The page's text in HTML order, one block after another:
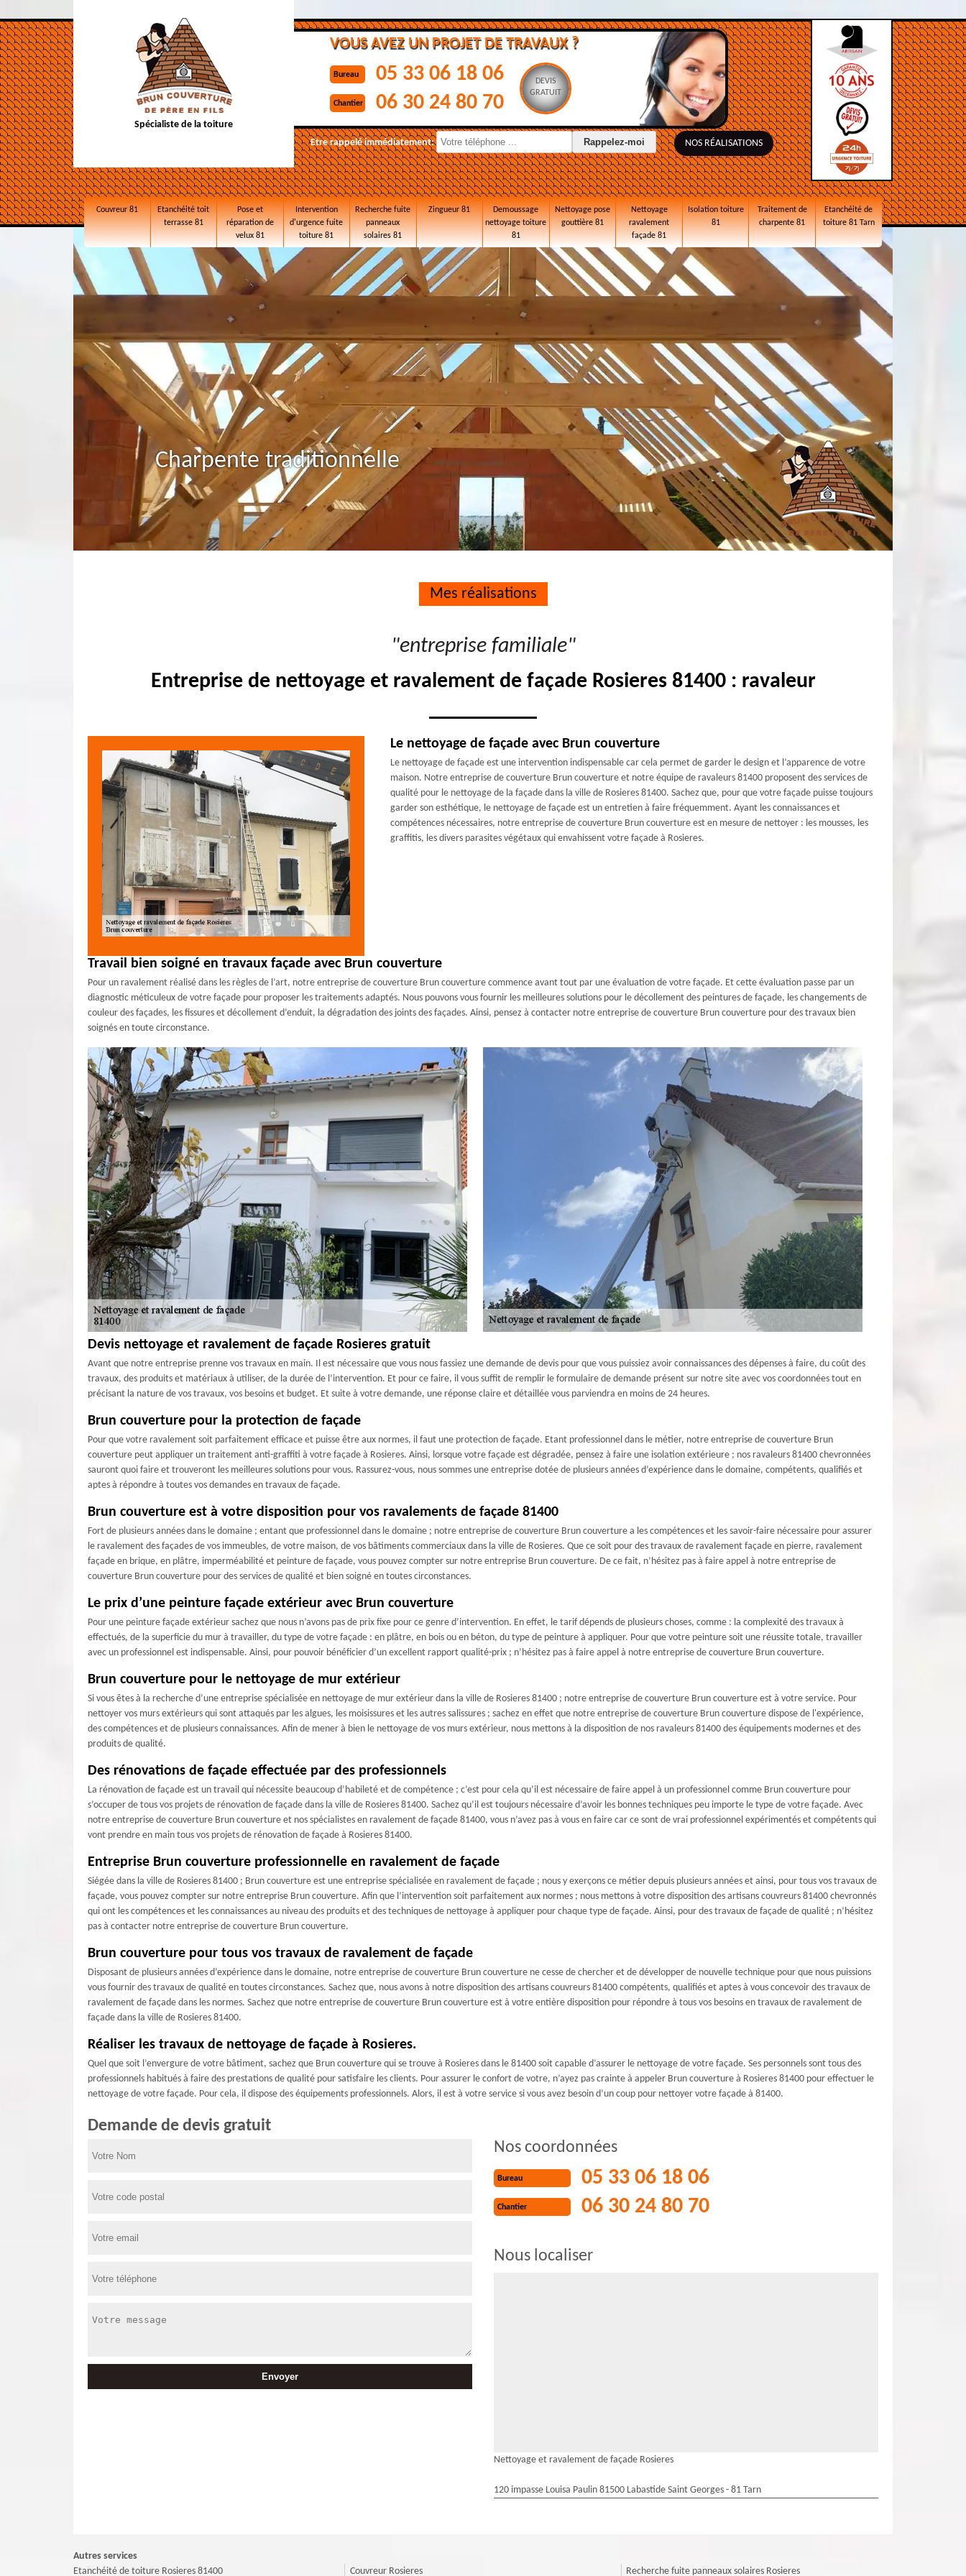
Spécialiste de la toiture
VOUS AVEZ UN PROJET DE TRAVAUX ?
Bureau 05 33 06 18 06
Chantier 06 30 24 80 70
DEVIS
GRATUIT
Etre rappelé immédiatement: NOS RÉALISATIONS
Couvreur 81
Etanchéité toit
terrasse 81
Pose et
réparation de
velux 81
Intervention
d'urgence fuite
toiture 81
Recherche fuite
panneaux
solaires 81
Zingueur 81
Demoussage
nettoyage toiture
81
Nettoyage pose
gouttière 81
Nettoyage
ravalement
façade 81
Isolation toiture
81
Traitement de
charpente 81
Etanchéité de
toiture 81 Tarn
Charpente traditionnelle
Mes réalisations
"entreprise familiale"
Entreprise de nettoyage et ravalement de façade Rosieres 81400 : ravaleur
Le nettoyage de façade avec Brun couverture
Le nettoyage de façade est une intervention indispensable car cela permet de garder le design et l’apparence de votre
maison. Notre entreprise de couverture Brun couverture et notre équipe de ravaleurs 81400 proposent des services de
qualité pour le nettoyage de la façade dans la ville de Rosieres 81400. Sachez que, pour que votre façade puisse toujours
garder son esthétique, le nettoyage de façade est un entretien à faire fréquemment. Ayant les connaissances et
compétences nécessaires, notre entreprise de couverture Brun couverture est en mesure de nettoyer : les mousses, les
graffitis, les divers parasites végétaux qui envahissent votre façade à Rosieres.
Travail bien soigné en travaux façade avec Brun couverture
Pour un ravalement réalisé dans les règles de l’art, notre entreprise de couverture Brun couverture commence avant tout par une évaluation de votre façade. Et cette évaluation passe par un
diagnostic méticuleux de votre façade pour proposer les traitements adaptés. Nous pouvons vous fournir les meilleures solutions pour le décollement des peintures de façade, les changements de
couleur des façades, les fissures et décollement d’enduit, la dégradation des joints des façades. Ainsi, pensez à contacter notre entreprise de couverture Brun couverture pour des travaux bien
soignés en toute circonstance.
Devis nettoyage et ravalement de façade Rosieres gratuit
Avant que notre entreprise prenne vos travaux en main. Il est nécessaire que vous nous fassiez une demande de devis pour que vous puissiez avoir connaissances des dépenses à faire, du coût des
travaux, des produits et matériaux à utiliser, de la durée de l’intervention. Et pour ce faire, il vous suffit de remplir le formulaire de demande présent sur notre site avec vos coordonnées tout en
précisant la nature de vos travaux, vos besoins et budget. Et suite à votre demande, une réponse claire et détaillée vous parviendra en moins de 24 heures.
Brun couverture pour la protection de façade
Pour que votre ravalement soit parfaitement efficace et puisse être aux normes, il faut une protection de façade. Etant professionnel dans le métier, notre entreprise de couverture Brun
couverture peut appliquer un traitement anti-graffiti à votre façade à Rosieres. Ainsi, lorsque votre façade est dégradée, pensez à faire une isolation extérieure ; nos ravaleurs 81400 chevronnées
sauront quoi faire et trouveront les meilleures solutions pour vous. Rassurez-vous, nous sommes une entreprise dotée de plusieurs années d’expérience dans le domaine, compétents, qualifiés et
aptes à répondre à toutes vos demandes en travaux de façade.
Brun couverture est à votre disposition pour vos ravalements de façade 81400
Fort de plusieurs années dans le domaine ; entant que professionnel dans le domaine ; notre entreprise de couverture Brun couverture a les compétences et les savoir-faire nécessaire pour assurer
le ravalement des façades de vos immeubles, de votre maison, de vos bâtiments commerciaux dans la ville de Rosieres. Que ce soit pour des travaux de ravalement façade en pierre, ravalement
façade en brique, en plâtre, imperméabilité et peinture de façade, vous pouvez compter sur notre entreprise Brun couverture. De ce fait, n’hésitez pas à faire appel à notre entreprise de
couverture Brun couverture pour des services de qualité et bien soigné en toutes circonstances.
Le prix d’une peinture façade extérieur avec Brun couverture
Pour une peinture façade extérieur sachez que nous n’avons pas de prix fixe pour ce genre d’intervention. En effet, le tarif dépends de plusieurs choses, comme : la complexité des travaux à
effectués, de la superficie du mur à travailler, du type de votre façade : en plâtre, en bois ou en béton, du type de peinture à appliquer. Pour que votre peinture soit une réussite totale, travailler
avec un professionnel est indispensable. Ainsi, pour pouvoir bénéficier d’un excellent rapport qualité-prix ; n’hésitez pas à faire appel à notre entreprise de couverture Brun couverture.
Brun couverture pour le nettoyage de mur extérieur
Si vous êtes à la recherche d’une entreprise spécialisée en nettoyage de mur extérieur dans la ville de Rosieres 81400 ; notre entreprise de couverture Brun couverture est à votre service. Pour
nettoyer vos murs extérieurs qui sont attaqués par les algues, les moisissures et les autres salissures ; sachez en effet que notre entreprise de couverture Brun couverture dispose de l'expérience,
des compétences et de plusieurs connaissances. Afin de mener à bien le nettoyage de vos murs extérieur, nous mettons à la disposition de nos ravaleurs 81400 des équipements modernes et des
produits de qualité.
Des rénovations de façade effectuée par des professionnels
La rénovation de façade est un travail qui nécessite beaucoup d’habileté et de compétence ; c’est pour cela qu’il est nécessaire de faire appel à un professionnel comme Brun couverture pour
s’occuper de tous vos projets de rénovation de façade dans la ville de Rosieres 81400. Sachez qu’il est toujours nécessaire d’avoir les bonnes techniques peu importe le type de votre façade. Avec
notre entreprise de couverture Brun couverture et nos spécialistes en ravalement de façade 81400, vous n’avez pas à vous en faire car ce sont de vrai professionnel expérimentés et compétents qui
vont prendre en main tous vos projets de rénovation de façade à Rosieres 81400.
Entreprise Brun couverture professionnelle en ravalement de façade
Siégée dans la ville de Rosieres 81400 ; Brun couverture est une entreprise spécialisée en ravalement de façade ; nous y exerçons ce métier depuis plusieurs années et ainsi, pour tous vos travaux de
façade, vous pouvez compter sur notre entreprise Brun couverture. Afin que l’intervention soit parfaitement aux normes ; nous mettons à votre disposition des artisans couvreurs 81400 chevronnés
qui ont les compétences et les connaissances au niveau des produits et des techniques de nettoyage à appliquer pour chaque type de façade. Ainsi, pour des travaux de façade de qualité ; n’hésitez
pas à contacter notre entreprise de couverture Brun couverture.
Brun couverture pour tous vos travaux de ravalement de façade
Disposant de plusieurs années d’expérience dans le domaine, notre entreprise de couverture Brun couverture ne cesse de chercher et de développer de nouvelle technique pour que nous puissions
vous fournir des travaux de qualité en toutes circonstances. Sachez que, nous avons à notre disposition des artisans couvreurs 81400 compétents, qualifiés et aptes à vous concevoir des travaux de
ravalement de façade dans les normes. Sachez que notre entreprise de couverture Brun couverture est à votre entière disposition pour répondre à tous vos besoins en travaux de ravalement de
façade dans la ville de Rosieres 81400.
Réaliser les travaux de nettoyage de façade à Rosieres.
Quel que soit l’envergure de votre bâtiment, sachez que Brun couverture qui se trouve à Rosieres dans le 81400 soit capable d’assurer le nettoyage de votre façade. Ses personnels sont tous des
professionnels habitués à faire des prestations de qualité pour satisfaire les clients. Pour assurer le confort de votre, n’ayez pas crainte à appeler Brun couverture à Rosieres 81400 pour effectuer le
nettoyage de votre façade. Pour cela, il dispose des équipements professionnels. Alors, il est à votre service si vous avez besoin d’un coup pour nettoyer votre façade à 81400.
Demande de devis gratuit
Nos coordonnées
Bureau 05 33 06 18 06
Chantier 06 30 24 80 70
Nous localiser
Nettoyage et ravalement de façade Rosieres
120 impasse Louisa Paulin 81500 Labastide Saint Georges - 81 Tarn
Autres services
Etanchéité de toiture Rosieres 81400
Couvreur Rosieres Recherche fuite panneaux solaires Rosieres